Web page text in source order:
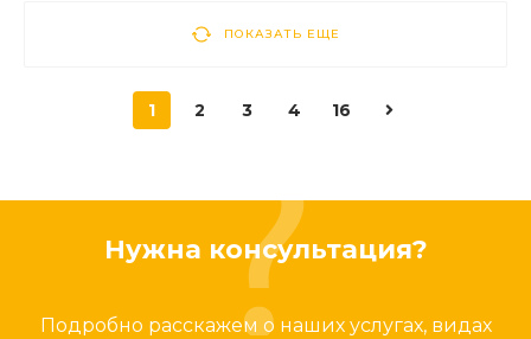
ПОКАЗАТЬ ЕЩЕ
1 2 3 4 16
Нужна консультация?
Подробно расскажем о наших услугах, видах